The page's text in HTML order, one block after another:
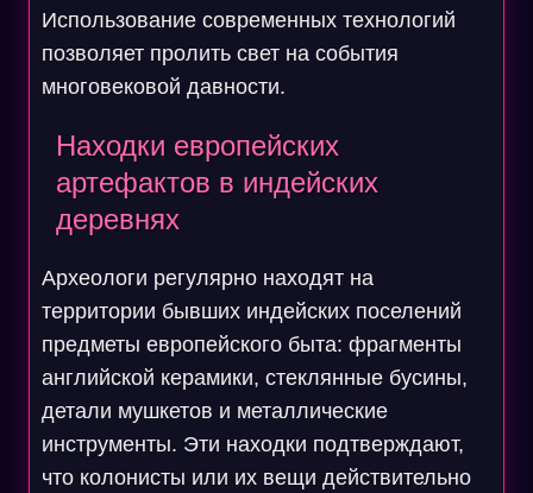
Использование современных технологий
позволяет пролить свет на события
многовековой давности.
Находки европейских
артефактов в индейских
деревнях
Археологи регулярно находят на
территории бывших индейских поселений
предметы европейского быта: фрагменты
английской керамики, стеклянные бусины,
детали мушкетов и металлические
инструменты. Эти находки подтверждают,
что колонисты или их вещи действительно